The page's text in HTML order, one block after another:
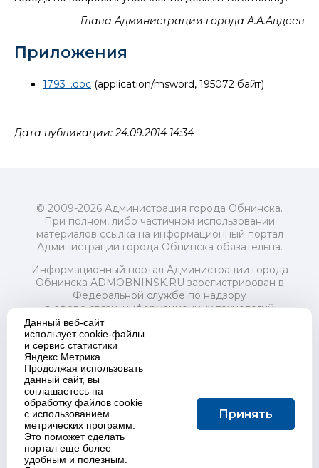
Глава Администрации города А.А.Авдеев
Приложения
1793_.doc (application/msword, 195072 байт)
Дата публикации: 24.09.2014 14:34
© 2009-2026 Администрация города Обнинска.
При полном, либо частичном использовании
материалов ссылка на информационный портал
Администрации города Обнинска обязательна.
Информационный портал Администрации города
Обнинска ADMOBNINSK.RU зарегистрирован в
Федеральной службе по надзору
в сфере связи, информационных технологий
и массовых коммуникаций (Роскомнадзор) 24 июля
2018 года.
Свидетельство о регистрации Эл № ФС77-73321
Учредитель: Администрация (исполнительно-
распорядительный орган) городского округа "Город
Обнинск". Главный редактор: Байкова Е.А.
Адрес электронной почты Редакции:
redactor@admobninsk.ru
Телефон Редакции: +7 (484) 395-85-85
Настоящий ресурс содержит материалы 18+
Политика в отношении обработки персональных
Данный веб-сайт
использует cookie-файлы
и сервис статистики
Яндекс.Метрика.
Продолжая использовать
данный сайт, вы
соглашаетесь на
обработку файлов cookie
с использованием
метрических программ.
Это поможет сделать
портал еще более
удобным и полезным.
Принять